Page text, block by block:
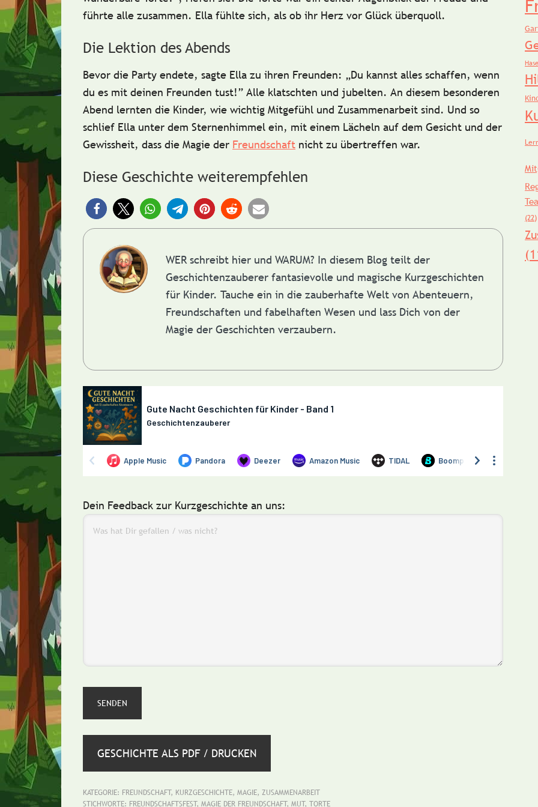
führte alle zusammen. Ella fühlte sich, als ob ihr Herz vor Glück überquoll.
Die Lektion des Abends
Bevor die Party endete, sagte Ella zu ihren Freunden: „Du kannst alles schaffen, wenn
du es mit deinen Freunden tust!” Alle klatschten und jubelten. An diesem besonderen
Abend lernten die Kinder, wie wichtig Mitgefühl und Zusammenarbeit sind. Und so
schlief Ella unter dem Sternenhimmel ein, mit einem Lächeln auf dem Gesicht und der
Gewissheit, dass die Magie der Freundschaft nicht zu übertreffen war.
Diese Geschichte weiterempfehlen
WER schreibt hier und WARUM? In diesem Blog teilt der
Geschichtenzauberer fantasievolle und magische Kurzgeschichten
für Kinder. Tauche ein in die zauberhafte Welt von Abenteuern,
Freundschaften und fabelhaften Wesen und lass Dich von der
Magie der Geschichten verzaubern.
Dein Feedback zur Kurzgeschichte an uns:
GESCHICHTE ALS PDF / DRUCKEN
KATEGORIE: FREUNDSCHAFT, KURZGESCHICHTE, MAGIE, ZUSAMMENARBEIT
STICHWORTE: FREUNDSCHAFTSFEST, MAGIE DER FREUNDSCHAFT, MUT, TORTE
Hase
(22)